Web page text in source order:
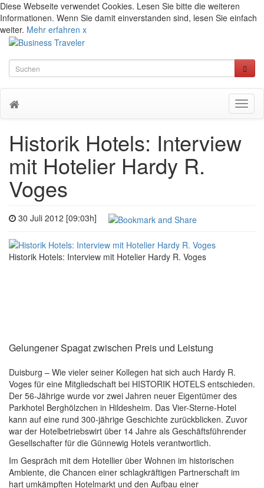
Diese Webseite verwendet Cookies. Lesen Sie bitte die weiteren
Informationen. Wenn Sie damit einverstanden sind, lesen Sie einfach
weiter. Mehr erfahren x
Historik Hotels: Interview
mit Hotelier Hardy R.
Voges
30 Juli 2012 [09:03h]
Historik Hotels: Interview mit Hotelier Hardy R. Voges
Gelungener Spagat zwischen Preis und Leistung
Duisburg – Wie vieler seiner Kollegen hat sich auch Hardy R.
Voges für eine Mitgliedschaft bei HISTORIK HOTELS entschieden.
Der 56-Jährige wurde vor zwei Jahren neuer Eigentümer des
Parkhotel Berghölzchen in Hildesheim. Das Vier-Sterne-Hotel
kann auf eine rund 300-jährige Geschichte zurückblicken. Zuvor
war der Hotelbetriebswirt über 14 Jahre als Geschäftsführender
Gesellschafter für die Günnewig Hotels verantwortlich.
Im Gespräch mit dem Hotellier über Wohnen im historischen
Ambiente, die Chancen einer schlagkräftigen Partnerschaft im
hart umkämpften Hotelmarkt und den Aufbau einer